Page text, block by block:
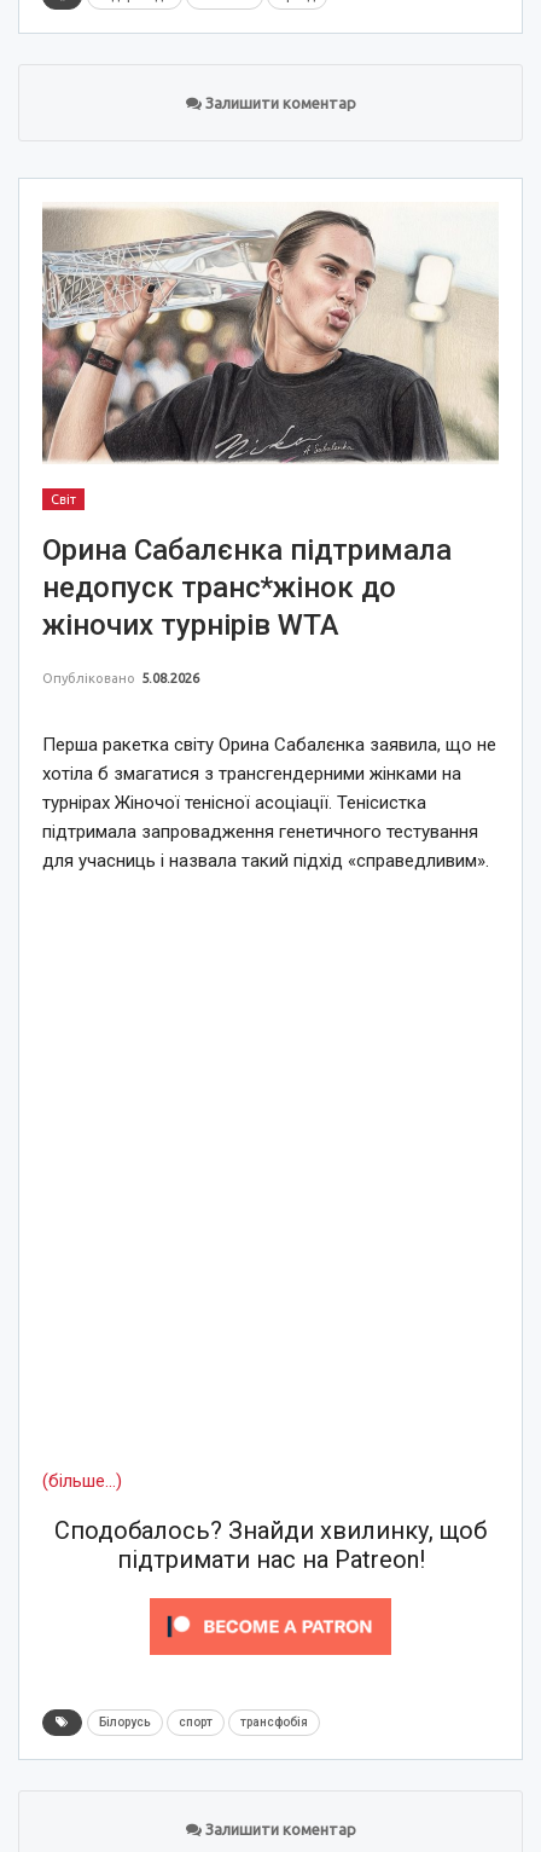
Залишити коментар
Світ
Орина Сабалєнка підтримала
недопуск транс*жінок до
жіночих турнірів WTA
Опубліковано 5.08.2026
Перша ракетка світу Орина Сабалєнка заявила, що не
хотіла б змагатися з трансгендерними жінками на
турнірах Жіночої тенісної асоціації. Тенісистка
підтримала запровадження генетичного тестування
для учасниць і назвала такий підхід «справедливим».
(більше…)
Сподобалось? Знайди хвилинку, щоб
підтримати нас на Patreon!
Білорусь спорт трансфобія
Залишити коментар